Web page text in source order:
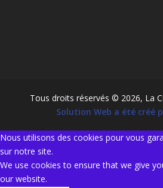
Tous droits réservés © 2026, La
Solution Web a été créé
Nous utilisons des cookies pour vous
sur notre site.
We use cookies to ensure that we give
our website.